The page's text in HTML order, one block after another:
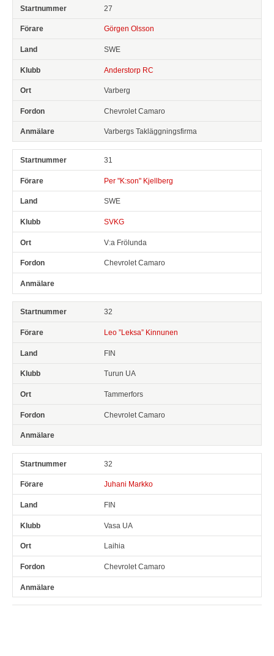
27
Görgen Olsson
SWE
Anderstorp RC
Varberg
Chevrolet Camaro
Varbergs Takläggningsfirma
31
Per "K:son" Kjellberg
SWE
SVKG
V:a Frölunda
Chevrolet Camaro
32
Leo ”Leksa” Kinnunen
FIN
Turun UA
Tammerfors
Chevrolet Camaro
32
Juhani Markko
FIN
Vasa UA
Laihia
Chevrolet Camaro